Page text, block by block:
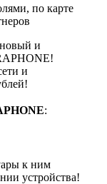
по карте
и
и
:
к ним
устройства!